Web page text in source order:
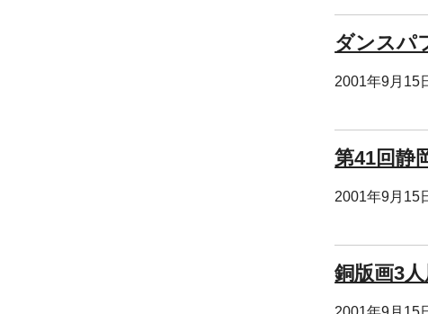
ダンスパ
2001年9月15
第41回静
2001年9月15
銅版画3